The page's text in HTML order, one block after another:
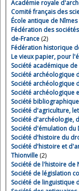
Académie royale
Comité français des
École antique de Nîmes
Fédération des
de-France (2)
Fédération historique
Le vieux papier, pour
Société académique
Société archéologique
Société archéologique
Société archéologique
Société bibliographique
Société d'agriculture,
Société d'archéologie,
Société d'émulation du
Société d'histoire du
Société d'histoire et
Thionville (2)
Société de l'histoire de
Société de législation
Société de linguistique